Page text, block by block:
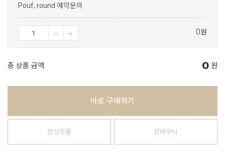
Pouf, round 예약문의
0원
총 상품 금액 0 원
바로 구매하기
관심상품 장바구니